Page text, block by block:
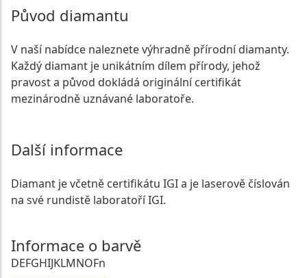
Původ diamantu
V naší nabídce naleznete výhradně přírodní diamanty.
Každý diamant je unikátním dílem přírody, jehož
pravost a původ dokládá originální certifikát
mezinárodně uznávané laboratoře.
Další informace
Diamant je včetně certifikátu IGI a je laserově číslován
na své rundistě laboratoří IGI.
Informace o barvě
DEFGHIJKLMNOFn